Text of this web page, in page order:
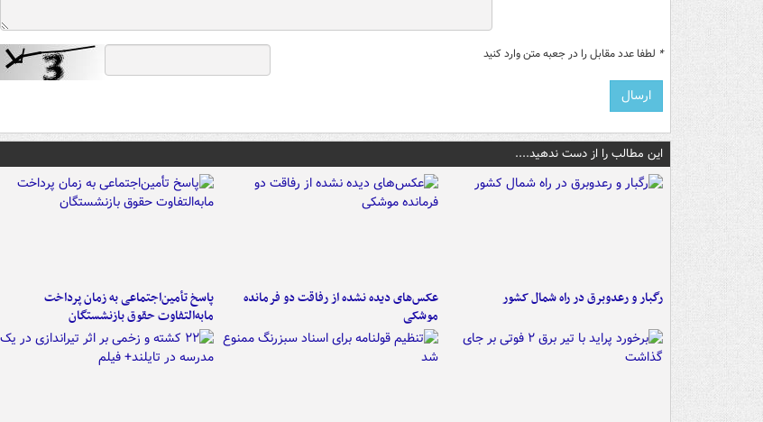
* لطفا عدد مقابل را در جعبه متن وارد کنید
این مطالب را از دست ندهید....
رگبار و رعدوبرق در راه شمال کشور
عکس‌های دیده نشده از رفاقت دو فرمانده‌
موشکی
پاسخ تأمین‌اجتماعی به زمان پرداخت
مابه‌التفاوت حقوق بازنشستگان